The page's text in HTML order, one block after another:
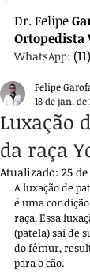
Dr. Felipe
Ortopedista
WhatsApp:
Luxação
da raça
Felipe
18 de jan. de
Atualizado: 25
A luxação de
é uma
raça. Essa
(patela) sai de
do fêmur,
para o cão.